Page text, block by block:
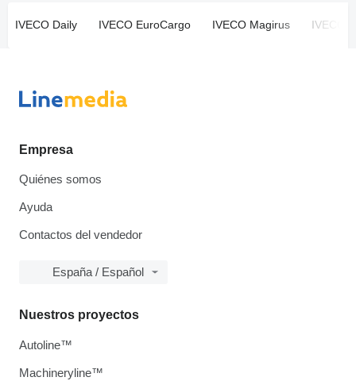
IVECO Daily IVECO EuroCargo IVECO Magirus IVECO
Empresa
Quiénes somos
Ayuda
Contactos del vendedor
España / Español
Nuestros proyectos
Autoline™
Machineryline™